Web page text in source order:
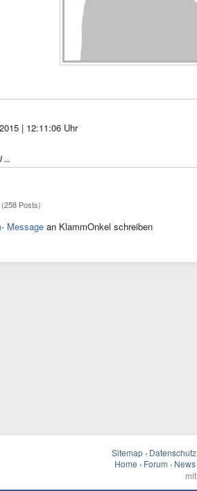
| 12:11:06 Uhr
...
(258 Posts)
Message an KlammOnkel schreiben
Sitemap · Datenschutz
Home · Forum · News
mit